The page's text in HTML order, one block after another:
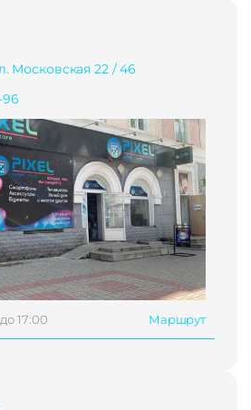
Московская 22 / 46
96
17:00 Маршрут